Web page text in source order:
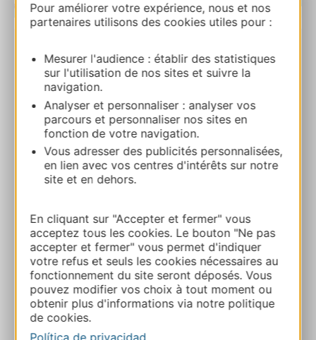
Pour améliorer votre expérience, nous et nos
partenaires utilisons des cookies utiles pour :
Mesurer l'audience : établir des statistiques
sur l'utilisation de nos sites et suivre la
navigation.
Analyser et personnaliser : analyser vos
parcours et personnaliser nos sites en
fonction de votre navigation.
Vous adresser des publicités personnalisées,
en lien avec vos centres d'intérêts sur notre
site et en dehors.
En cliquant sur "Accepter et fermer" vous
acceptez tous les cookies. Le bouton "Ne pas
accepter et fermer" vous permet d'indiquer
votre refus et seuls les cookies nécessaires au
fonctionnement du site seront déposés. Vous
pouvez modifier vos choix à tout moment ou
obtenir plus d'informations via notre politique
de cookies.
Leaflet| Map data ©OpenStreetMap contributors
RESERVA
HOTEL LE NATIONAL
2 rue Pons de l’Hérault 34200 SETE
Ruta y acceso
E-mail
Sitio web